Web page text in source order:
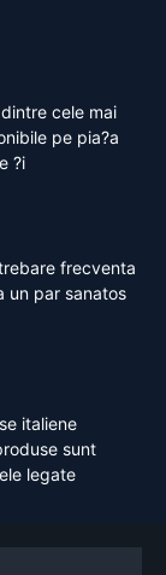
cele mai
pe pia?a
?i
frecventa
un par sanatos
italiene
sunt
legate